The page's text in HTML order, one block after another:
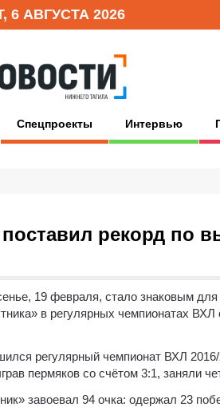
6 АВГУСТА 2026
Спецпроекты Интервью
поставил рекорд по
19 февраля, стало знаковым
в регулярных чемпионатах
регулярный чемпионат ВХЛ
пермяков со счётом 3:1, заняли
завоевал 94 очка: одержал 23